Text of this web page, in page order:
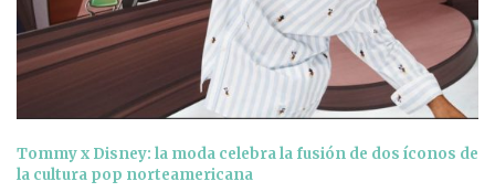
Tommy x Disney: la moda celebra la fusión de dos íconos de
la cultura pop norteamericana